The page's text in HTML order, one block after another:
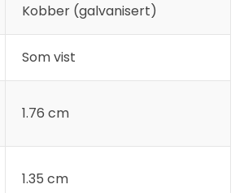
Kobber (galvanisert)
Som vist
1.76 cm
1.35 cm